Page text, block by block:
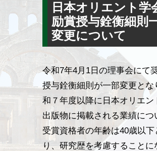
日本オリエント学
励賞授与銓衡細則
変更について
令和7年4月1日の理事会にて
授与銓衡細則が一部変更とな
和７年度以降に日本オリエン
出版物に掲載される業績につ
受賞資格者の年齢は40歳以下
り、研究歴を考慮することに